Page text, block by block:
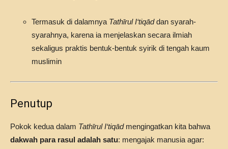
Termasuk di dalamnya Tathīrul I‘tiqāddan syarah-
syarahnya, karena ia menjelaskan secara ilmiah
sekaligus praktis bentuk-bentuk syirik di tengah kaum
muslimin
Penutup
Pokok kedua dalam Tathīrul I‘tiqādmengingatkan kita bahwa
dakwah para rasul adalah satu: mengajak manusia agar: